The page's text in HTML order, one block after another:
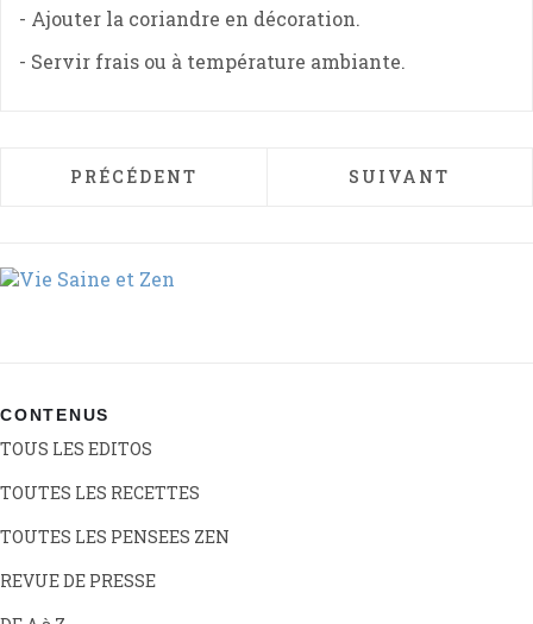
- Ajouter la coriandre en décoration.
- Servir frais ou à température ambiante.
ARTICLE PRÉCÉDENT : ANTIPASTI
PRÉCÉDENT ARTICLE
SUIVANT
CONTENUS
TOUS LES EDITOS
TOUTES LES RECETTES
TOUTES LES PENSEES ZEN
REVUE DE PRESSE